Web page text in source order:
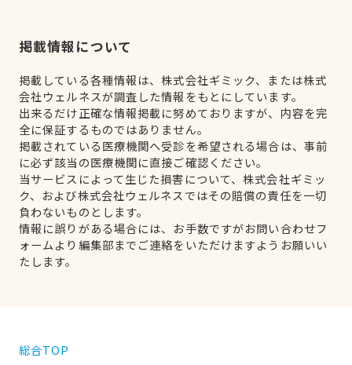
掲載情報について
掲載している各種情報は、株式会社ギミック、または株式
会社ウェルネスが調査した情報をもとにしています。
出来るだけ正確な情報掲載に努めておりますが、内容を完
全に保証するものではありません。
掲載されている医療機関へ受診を希望される場合は、事前
に必ず該当の医療機関に直接ご確認ください。
当サービスによって生じた損害について、株式会社ギミッ
ク、および株式会社ウェルネスではその賠償の責任を一切
負わないものとします。
情報に誤りがある場合には、お手数ですがお問い合わせフ
ォームより編集部までご連絡をいただけますようお願いい
たします。
総合TOP